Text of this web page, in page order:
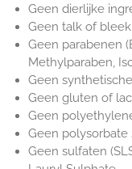
Geen dierlijke
Geen talk of
Geen parabenen
Methylparaben,
Geen
Geen gluten of
Geen
Geen polysorbate
Geen sulfaten